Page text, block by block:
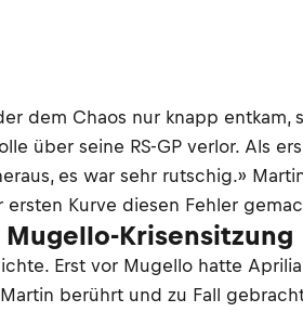
dem Chaos nur knapp
über seine RS-GP verlor. Als
es war sehr rutschig.»
ersten Kurve diesen Fehler
Mugello-Krisensitzung
Erst vor Mugello hatte
berührt und zu Fall